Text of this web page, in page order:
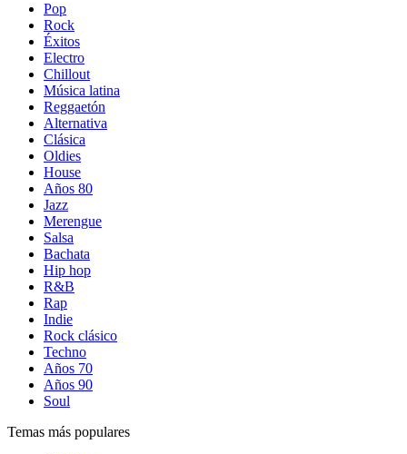
Pop
Rock
Éxitos
Electro
Chillout
Música latina
Reggaetón
Alternativa
Clásica
Oldies
House
Años 80
Jazz
Merengue
Salsa
Bachata
Hip hop
R&B
Rap
Indie
Rock clásico
Techno
Años 70
Años 90
Soul
Temas más populares